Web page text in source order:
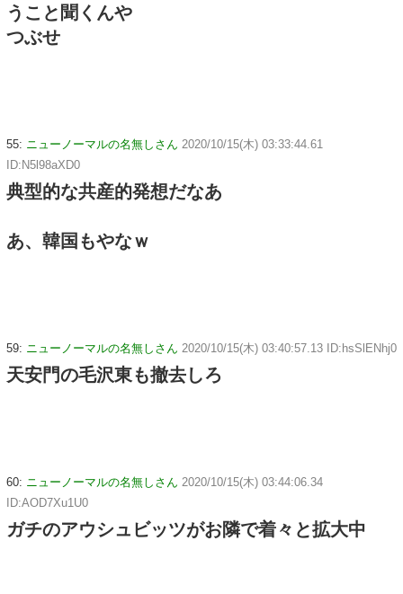
うこと聞くんや
つぶせ
55: ニューノーマルの名無しさん 2020/10/15(木) 03:33:44.61
ID:N5l98aXD0
典型的な共産的発想だなあ
あ、韓国もやなｗ
59: ニューノーマルの名無しさん 2020/10/15(木) 03:40:57.13 ID:hsSlENhj0
天安門の毛沢東も撤去しろ
60: ニューノーマルの名無しさん 2020/10/15(木) 03:44:06.34
ID:AOD7Xu1U0
ガチのアウシュビッツがお隣で着々と拡大中